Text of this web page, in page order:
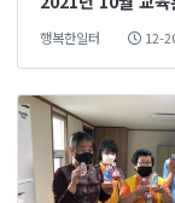
행복한일터 12-